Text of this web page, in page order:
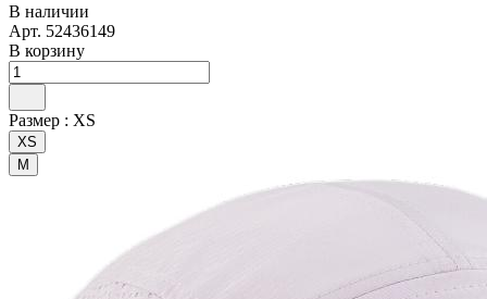
В наличии
Арт. 52436149
В корзину
Размер : XS
XS
M